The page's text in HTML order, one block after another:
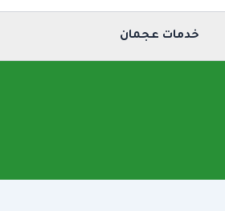
خدمات عجمان